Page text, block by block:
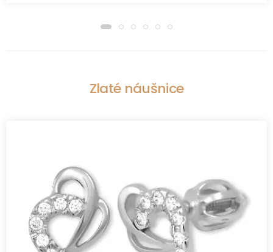
Zlaté náušnice